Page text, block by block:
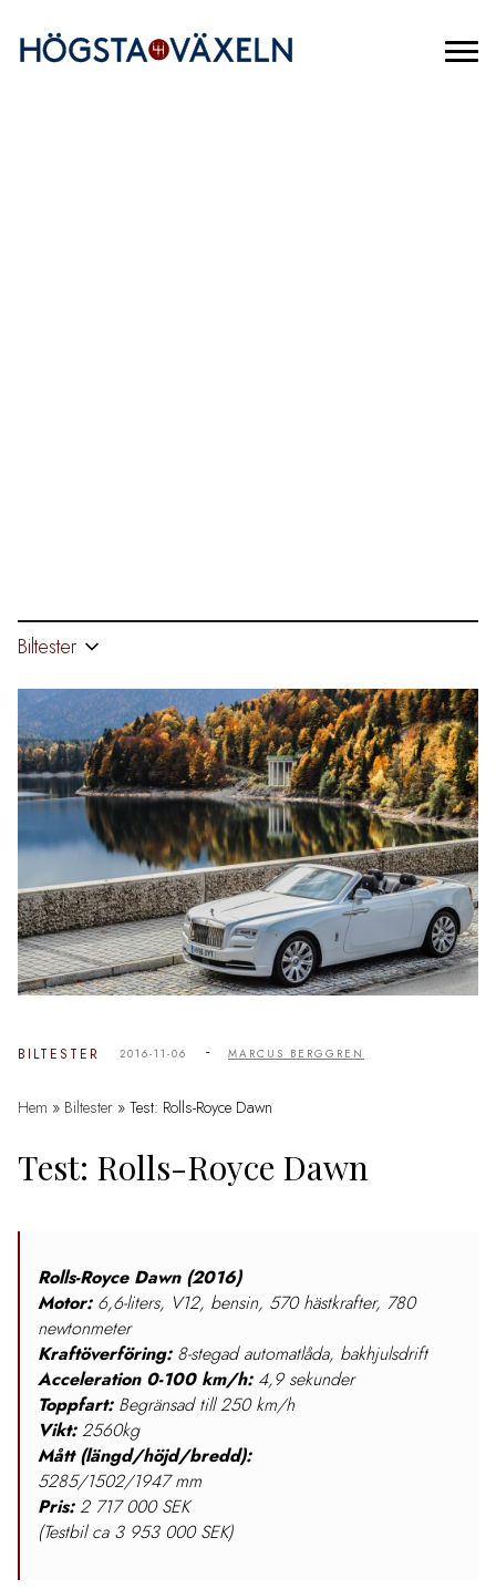
Biltester
BILTESTER 2016-11-06 - MARCUS BERGGREN
Hem » Biltester » Test: Rolls-Royce Dawn
Test: Rolls-Royce Dawn
Rolls-Royce Dawn (2016)
Motor:6,6-liters, V12, bensin, 570 hästkrafter, 780
newtonmeter
Kraftöverföring:8-stegad automatlåda, bakhjulsdrift
Acceleration 0-100 km/h: 4,9 sekunder
Toppfart:Begränsad till 250 km/h
Vikt: 2560kg
Mått (längd/höjd/bredd):
5285/1502/1947 mm
Pris:2 717 000 SEK
(Testbil ca 3 953 000 SEK)